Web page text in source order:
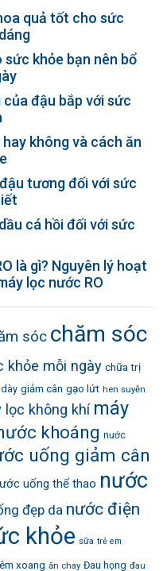
quả tốt cho sức
khỏe bạn nên bổ
đậu bắp với sức
không và cách ăn
tương đối với sức
cá hồi đối với sức
là gì? Nguyên lý hoạt
lọc nước RO
sóc chăm sóc
khỏe mỗi ngày chữa trị
giảm cân gạo lứt hen suyễn
lọc không khí máy
khoáng nước
uống giảm cân
uống thể thao nước
đẹp da nước điện
khỏe sữa trẻ em
xoang ăn chay Đau họng đau